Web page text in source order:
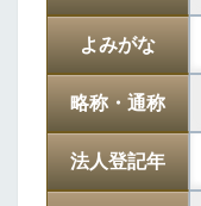
よみがな
略称・通称
法人登記年